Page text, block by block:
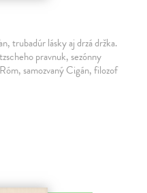
trubadúr lásky aj drzá držka.
pravnuk, sezónny
samozvaný Cigán, filozof